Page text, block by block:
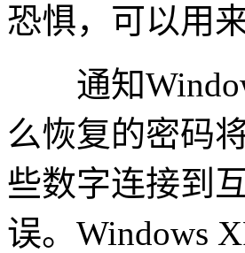
恐惧，可以用
通知
么恢复的密码
些数字连接到
误。Windows